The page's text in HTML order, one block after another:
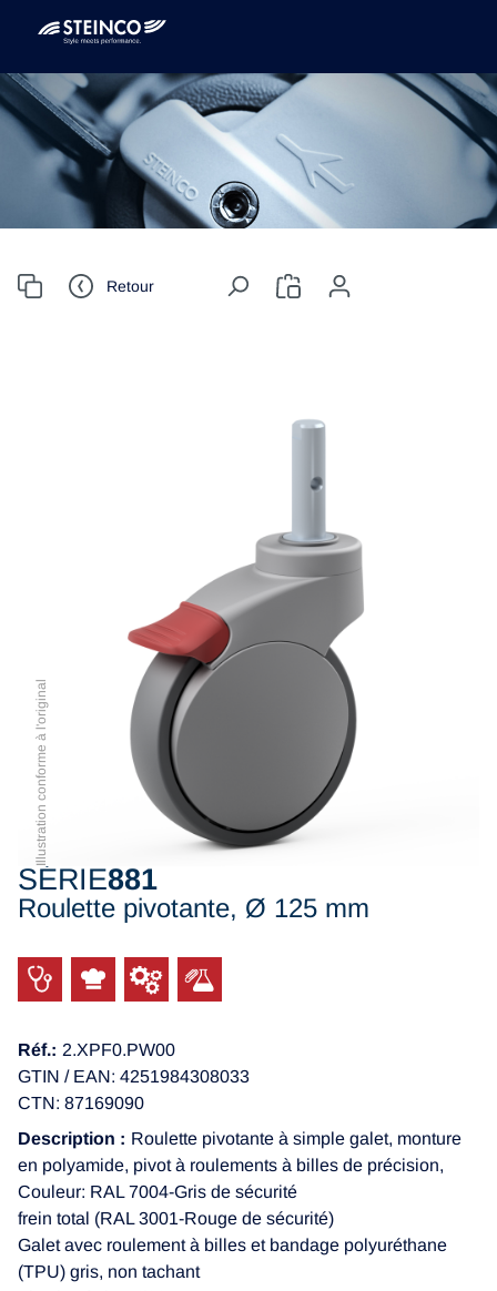
Retour
Illustration conforme à l'original
SÉRIE881
Roulette pivotante, Ø 125 mm
Réf.: 2.XPF0.PW00
GTIN / EAN: 4251984308033
CTN: 87169090
Description : Roulette pivotante à simple galet, monture
en polyamide, pivot à roulements à billes de précision,
Couleur: RAL 7004-Gris de sécurité
frein total (RAL 3001-Rouge de sécurité)
Galet avec roulement à billes et bandage polyuréthane
(TPU) gris, non tachant